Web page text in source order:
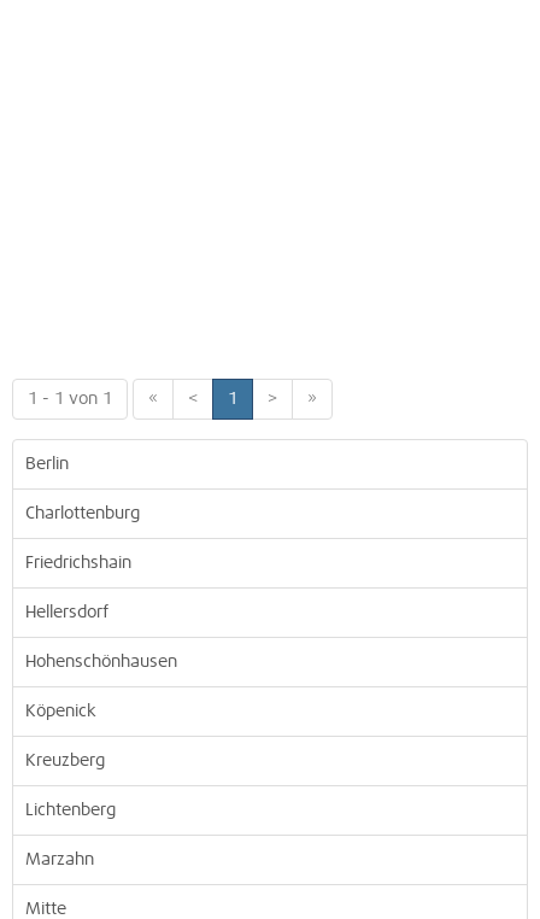
1 - 1 von 1 « < 1 > »
Berlin
Charlottenburg
Friedrichshain
Hellersdorf
Hohenschönhausen
Köpenick
Kreuzberg
Lichtenberg
Marzahn
Mitte